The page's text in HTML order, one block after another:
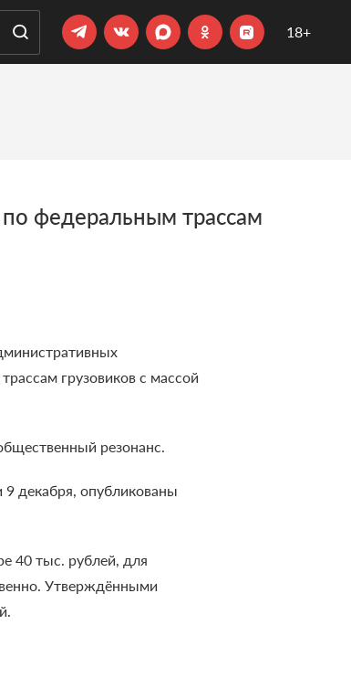
18+
федеральным трассам
грузовиков с массой
резонанс.
декабря, опубликованы
40 тыс. рублей, для
Утверждёнными